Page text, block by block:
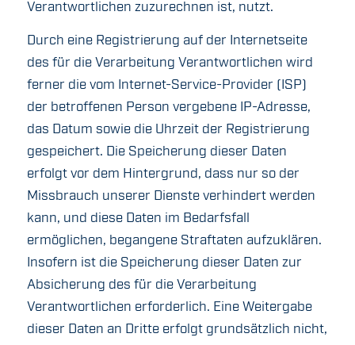
Verantwortlichen zuzurechnen ist, nutzt.
Durch eine Registrierung auf der Internetseite
des für die Verarbeitung Verantwortlichen wird
ferner die vom Internet-Service-Provider (ISP)
der betroffenen Person vergebene IP-Adresse,
das Datum sowie die Uhrzeit der Registrierung
gespeichert. Die Speicherung dieser Daten
erfolgt vor dem Hintergrund, dass nur so der
Missbrauch unserer Dienste verhindert werden
kann, und diese Daten im Bedarfsfall
ermöglichen, begangene Straftaten aufzuklären.
Insofern ist die Speicherung dieser Daten zur
Absicherung des für die Verarbeitung
Verantwortlichen erforderlich. Eine Weitergabe
dieser Daten an Dritte erfolgt grundsätzlich nicht,